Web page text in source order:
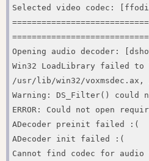
Selected video codec:
Opening audio decoder:
Win32 LoadLibrary failed to
/usr/lib/win32/
Warning: DS_Filter() could
ERROR: Could not open
ADecoder preinit failed :(
ADecoder init failed :(
Cannot find codec for audio